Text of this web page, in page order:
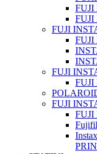
FUJI
FUJI
FUJI
FUJI
FUJI
FUJI
FUJI